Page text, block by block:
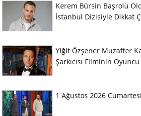
Kerem Bürsin Başrolü
İstanbul Dizisiyle Dikkat
Yiğit Özşener Muzaffer
Şarkıcısı Filminin
1 Ağustos 2026